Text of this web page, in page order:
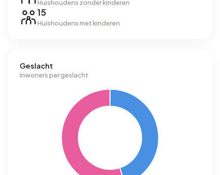
Huishoudens zonder kinderen
15
Huishoudens met kinderen
Geslacht
Inwoners per geslacht